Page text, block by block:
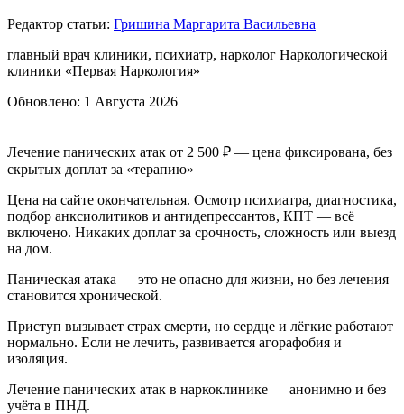
Редактор статьи: Гришина Маргарита Васильевна
главный врач клиники, психиатр, нарколог Наркологической
клиники «Первая Наркология»
Обновлено: 1 Августа 2026
Лечение панических атак от 2 500 ₽ — цена фиксирована, без
скрытых доплат за «терапию»
Цена на сайте окончательная. Осмотр психиатра, диагностика,
подбор анксиолитиков и антидепрессантов, КПТ — всё
включено. Никаких доплат за срочность, сложность или выезд
на дом.
Паническая атака — это не опасно для жизни, но без лечения
становится хронической.
Приступ вызывает страх смерти, но сердце и лёгкие работают
нормально. Если не лечить, развивается агорафобия и
изоляция.
Лечение панических атак в наркоклинике — анонимно и без
учёта в ПНД.